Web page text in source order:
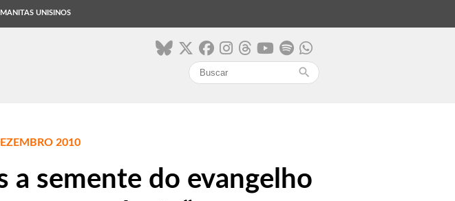
UNISINOS
search
2010
a semente do evangelho